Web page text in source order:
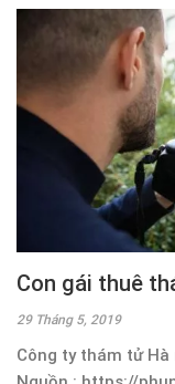
Con gái thuê
29 Tháng 5, 2019
Công ty thám tử Hà